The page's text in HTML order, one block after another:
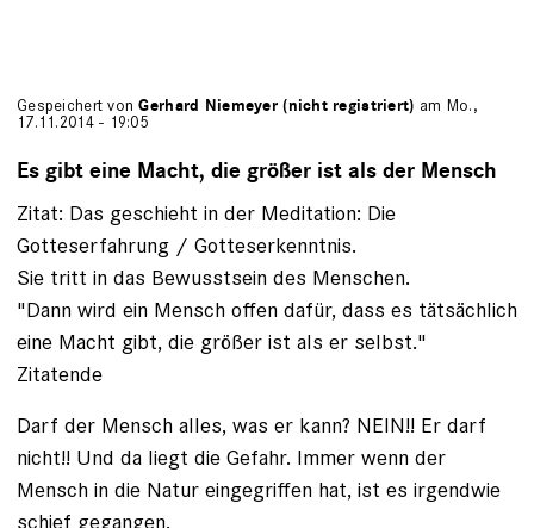
Gespeichert vonGerhard Niemeyer (nicht registriert) am Mo.,
17.11.2014 - 19:05
Es gibt eine Macht, die größer ist als der Mensch
Zitat: Das geschieht in der Meditation: Die
Gotteserfahrung / Gotteserkenntnis.
Sie tritt in das Bewusstsein des Menschen.
"Dann wird ein Mensch offen dafür, dass es tätsächlich
eine Macht gibt, die größer ist als er selbst."
Zitatende
Darf der Mensch alles, was er kann? NEIN!! Er darf
nicht!! Und da liegt die Gefahr. Immer wenn der
Mensch in die Natur eingegriffen hat, ist es irgendwie
schief gegangen.